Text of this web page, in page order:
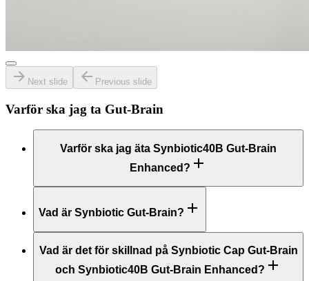
Next slide Previous slide
Varför ska jag ta Gut-Brain
Varför ska jag äta Synbiotic40B Gut-Brain
Enhanced?
Vad är Synbiotic Gut-Brain?
Vad är det för skillnad på Synbiotic Cap Gut-Brain
och Synbiotic40B Gut-Brain Enhanced?